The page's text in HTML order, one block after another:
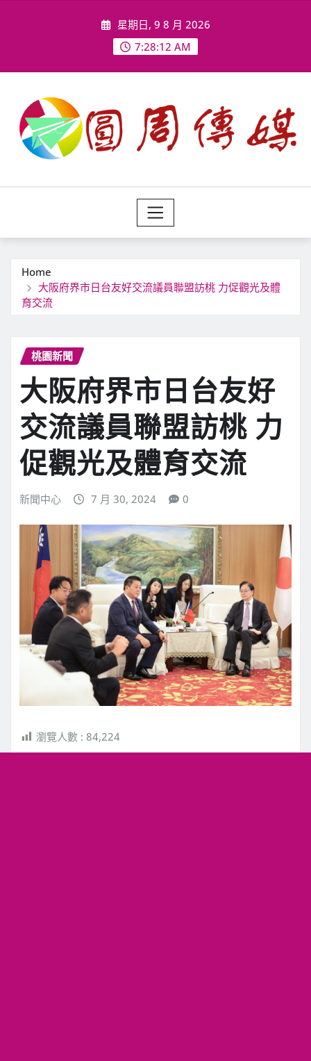
星期日, 9 8 月 2026
7:28:14 AM
Home
大阪府界市日台友好交流議員聯盟訪桃 力促觀光及體
育交流
桃園新聞
大阪府界市日台友好
交流議員聯盟訪桃 力
促觀光及體育交流
新聞中心 7 月 30, 2024 0
瀏覽人數 : 84,224